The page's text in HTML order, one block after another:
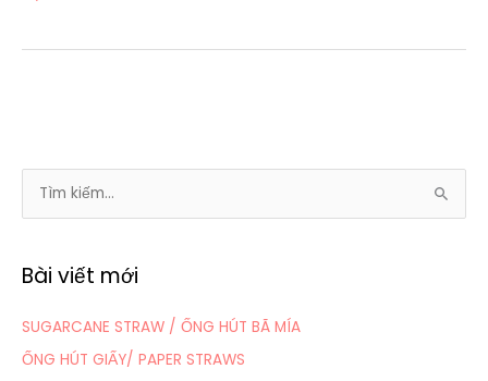
k
Bài viết mới
SUGARCANE STRAW / ỐNG HÚT BÃ MÍA
ỐNG HÚT GIẤY/ PAPER STRAWS